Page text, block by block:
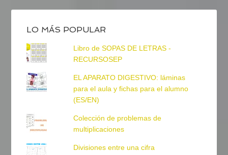
LO MÁS POPULAR
Libro de SOPAS DE LETRAS -
RECURSOSEP
EL APARATO DIGESTIVO: láminas
para el aula y fichas para el alumno
(ES/EN)
Colección de problemas de
multiplicaciones
Divisiones entre una cifra